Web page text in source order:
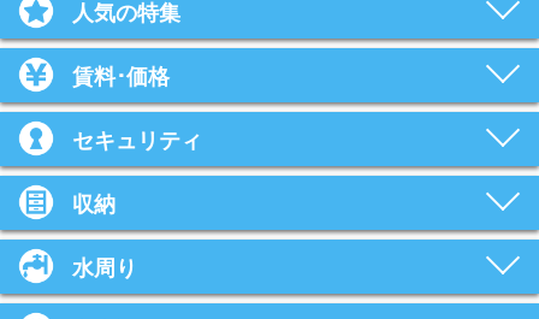
人気の特集
賃料･価格
セキュリティ
収納
水周り